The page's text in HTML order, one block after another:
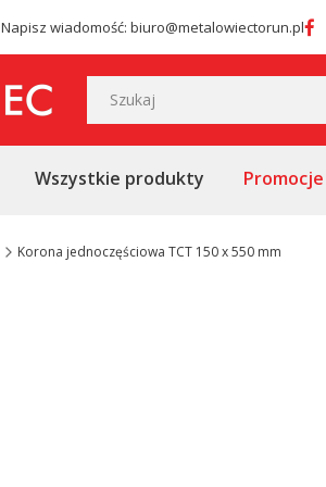
Napisz wiadomość: biuro@metalowiectorun.pl
Wszystkie produkty Promocje
Korona jednoczęściowa TCT 150 x 550 mm